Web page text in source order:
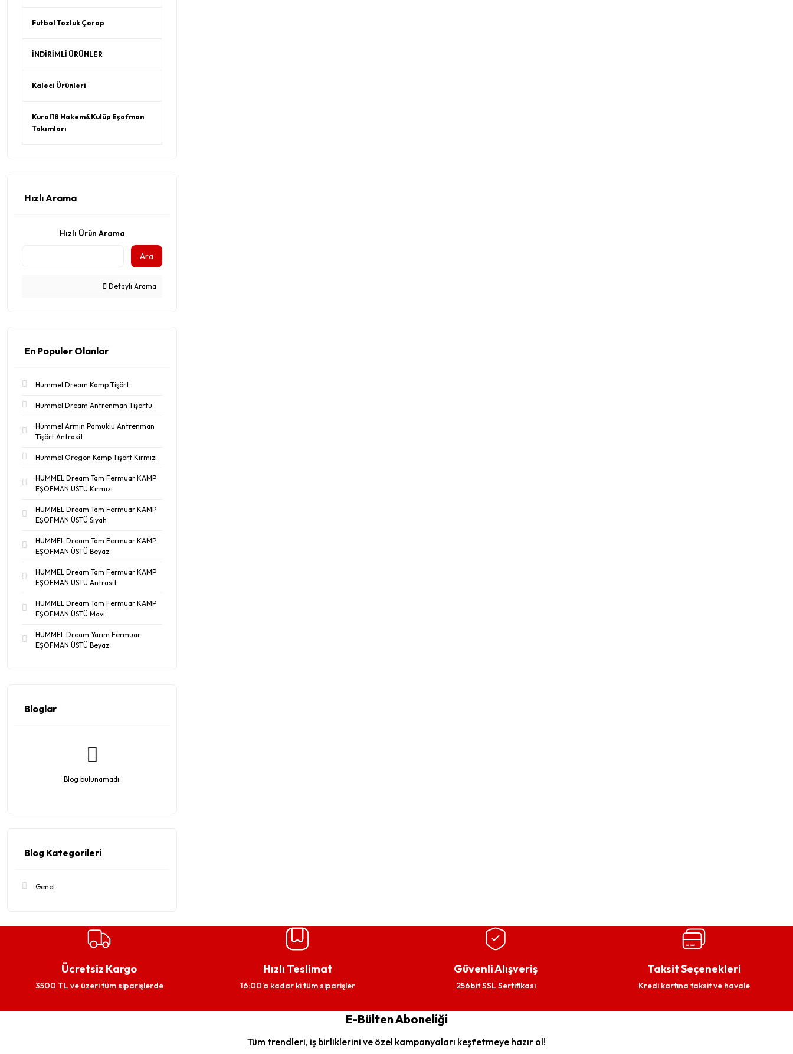
Futbol Tozluk Çorap
İNDİRİMLİ ÜRÜNLER
Kaleci Ürünleri
Kural18 Hakem&Kulüp Eşofman
Takımları
Hızlı Arama
Hızlı Ürün Arama
Ara
Detaylı Arama
En Populer Olanlar
Hummel Dream Kamp Tişört
Hummel Dream Antrenman Tişörtü
Hummel Armin Pamuklu Antrenman
Tişört Antrasit
Hummel Oregon Kamp Tişört Kırmızı
HUMMEL Dream Tam Fermuar KAMP
EŞOFMAN ÜSTÜ Kırmızı
HUMMEL Dream Tam Fermuar KAMP
EŞOFMAN ÜSTÜ Siyah
HUMMEL Dream Tam Fermuar KAMP
EŞOFMAN ÜSTÜ Beyaz
HUMMEL Dream Tam Fermuar KAMP
EŞOFMAN ÜSTÜ Antrasit
HUMMEL Dream Tam Fermuar KAMP
EŞOFMAN ÜSTÜ Mavi
HUMMEL Dream Yarım Fermuar
EŞOFMAN ÜSTÜ Beyaz
Bloglar
Blog bulunamadı.
Blog Kategorileri
Genel
Ücretsiz Kargo
3500 TL ve üzeri tüm siparişlerde
Hızlı Teslimat
16:00’a kadar ki tüm siparişler
Güvenli Alışveriş
256bit SSL Sertifikası
Taksit Seçenekleri
Kredi kartına taksit ve havale
E-Bülten Aboneliği
Tüm trendleri, iş birliklerini ve özel kampanyaları keşfetmeye hazır ol!